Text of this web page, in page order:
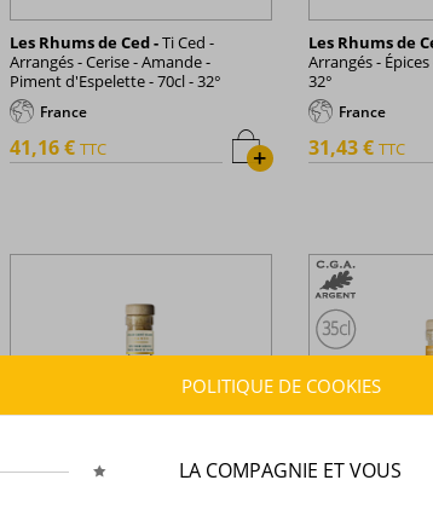
Les Rhums de Ced -Ti Ced -
Arrangés - Cerise - Amande -
Piment d'Espelette - 70cl - 32°
France
+
41,16 € TTC
Les Rhums de
Arrangés -
32°
France
31,43 € TTC
POLITIQUE DE COOKIES
LA COMPAGNIE ET VOUS